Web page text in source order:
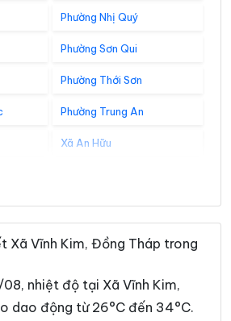
Phường Nhị Quý
Phường Sơn Qui
Phường Thới Sơn
Phường Trung An
Xã An Hữu
Xã Ba Sao
Xã Bình Ninh
Xã Châu Thành
Xã Vĩnh Kim, Đồng Tháp trong
nhiệt độ tại Xã Vĩnh Kim,
dao động từ 26°C đến 34°C.